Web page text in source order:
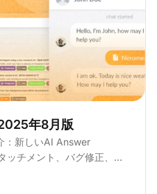
年8月版
：新しいAI Answer
ッチメント、バグ修正、開